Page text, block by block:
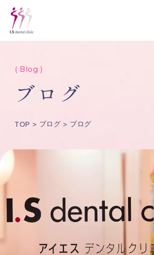
( Blog )
ブログ
TOP ブログ ブログ